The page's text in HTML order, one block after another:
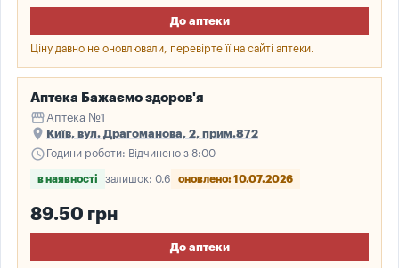
До аптеки
Ціну давно не оновлювали, перевірте її на сайті аптеки.
Аптека Бажаємо здоров'я
storefront Аптека №1
place Київ, вул. Драгоманова, 2, прим.872
schedule Години роботи: Відчинено з 8:00
в наявності залишок: 0.6 оновлено: 10.07.2026
89.50 грн
До аптеки